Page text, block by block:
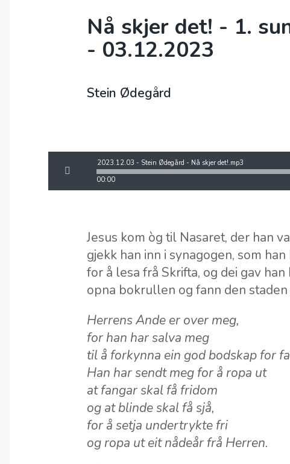
Nå skjer det! - 1.
- 03.12.2023
Stein Ødegård
00:00
2023.12.03 - Stein Ødegård - Nå skjer det!.mp3
Jesus kom òg til Nasaret, der han
gjekk han inn i synagogen, som
for å lesa frå Skrifta, og dei gav
opna bokrullen og fann den
Herrens Ande er over meg,
for han har salva meg
til å forkynna ein god bodskap for
Han har sendt meg for å ropa ut
at fangar skal få fridom
og at blinde skal få sjå,
for å setja undertrykte fri
og ropa ut eit nådeår frå Herren.